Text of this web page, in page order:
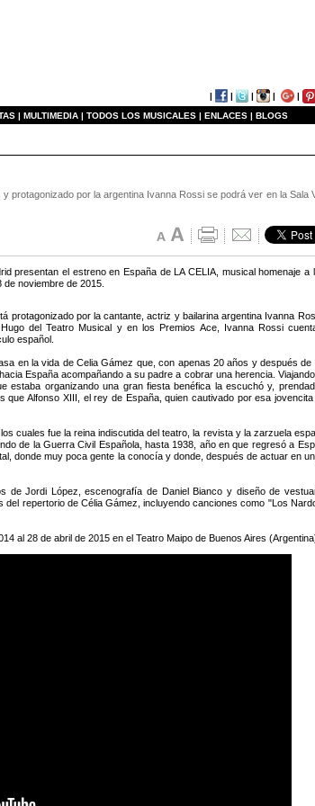
| | | | |
| MULTIMEDIA | TODOS LOS MUSICALES | ENLACES | BLOGS
por la argentina Ivanna Rossi se podrá ver en la Sala
presentan el estreno en España de LA CELIA, musical homenaje
noviembre de 2015.
protagonizado por la cantante, actriz y bailarina argentina Ivanna
del Teatro Musical y en los Premios Ace, Ivanna Rossi
español.
en la vida de Celia Gámez que, con apenas 20 años y después
España acompañando a su padre a cobrar una herencia.
estaba organizando una gran fiesta benéfica la escuchó y,
que Alfonso XIII, el rey de España, quien cautivado por esa
cuales fue la reina indiscutida del teatro, la revista y la zarzuela
de la Guerra Civil Española, hasta 1938, año en que regresó a
donde muy poca gente la conocía y donde, después de actuar en
de Jordi López, escenografía de Daniel Bianco y diseño de
repertorio de Célia Gámez, incluyendo canciones como "Los
al 28 de abril de 2015 en el Teatro Maipo de Buenos Aires